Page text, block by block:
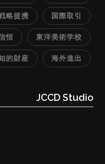
国際取引
略提携
東洋美術学校
恒
海外進出
的財産
JCCD Studio